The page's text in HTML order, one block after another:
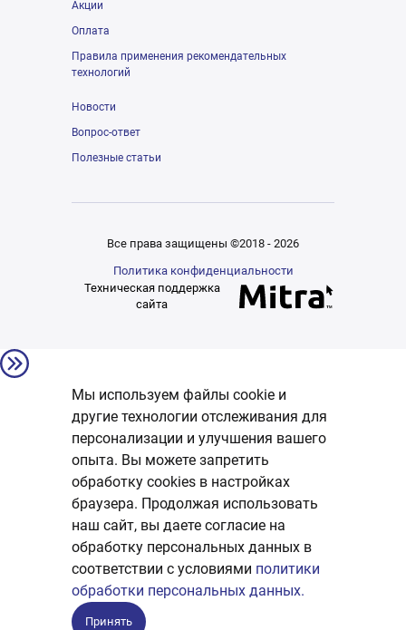
Акции
Оплата
Правила применения рекомендательных
технологий
Новости
Вопрос-ответ
Полезные статьи
Все права защищены ©2018 - 2026
Политика конфиденциальности
Техническая поддержка
сайта
Мы используем файлы cookie и
другие технологии отслеживания для
персонализации и улучшения вашего
опыта. Вы можете запретить
обработку сookies в настройках
браузера. Продолжая использовать
наш сайт, вы даете согласие на
обработку персональных данных в
соответствии с условиями политики
обработки персональных данных.
Принять